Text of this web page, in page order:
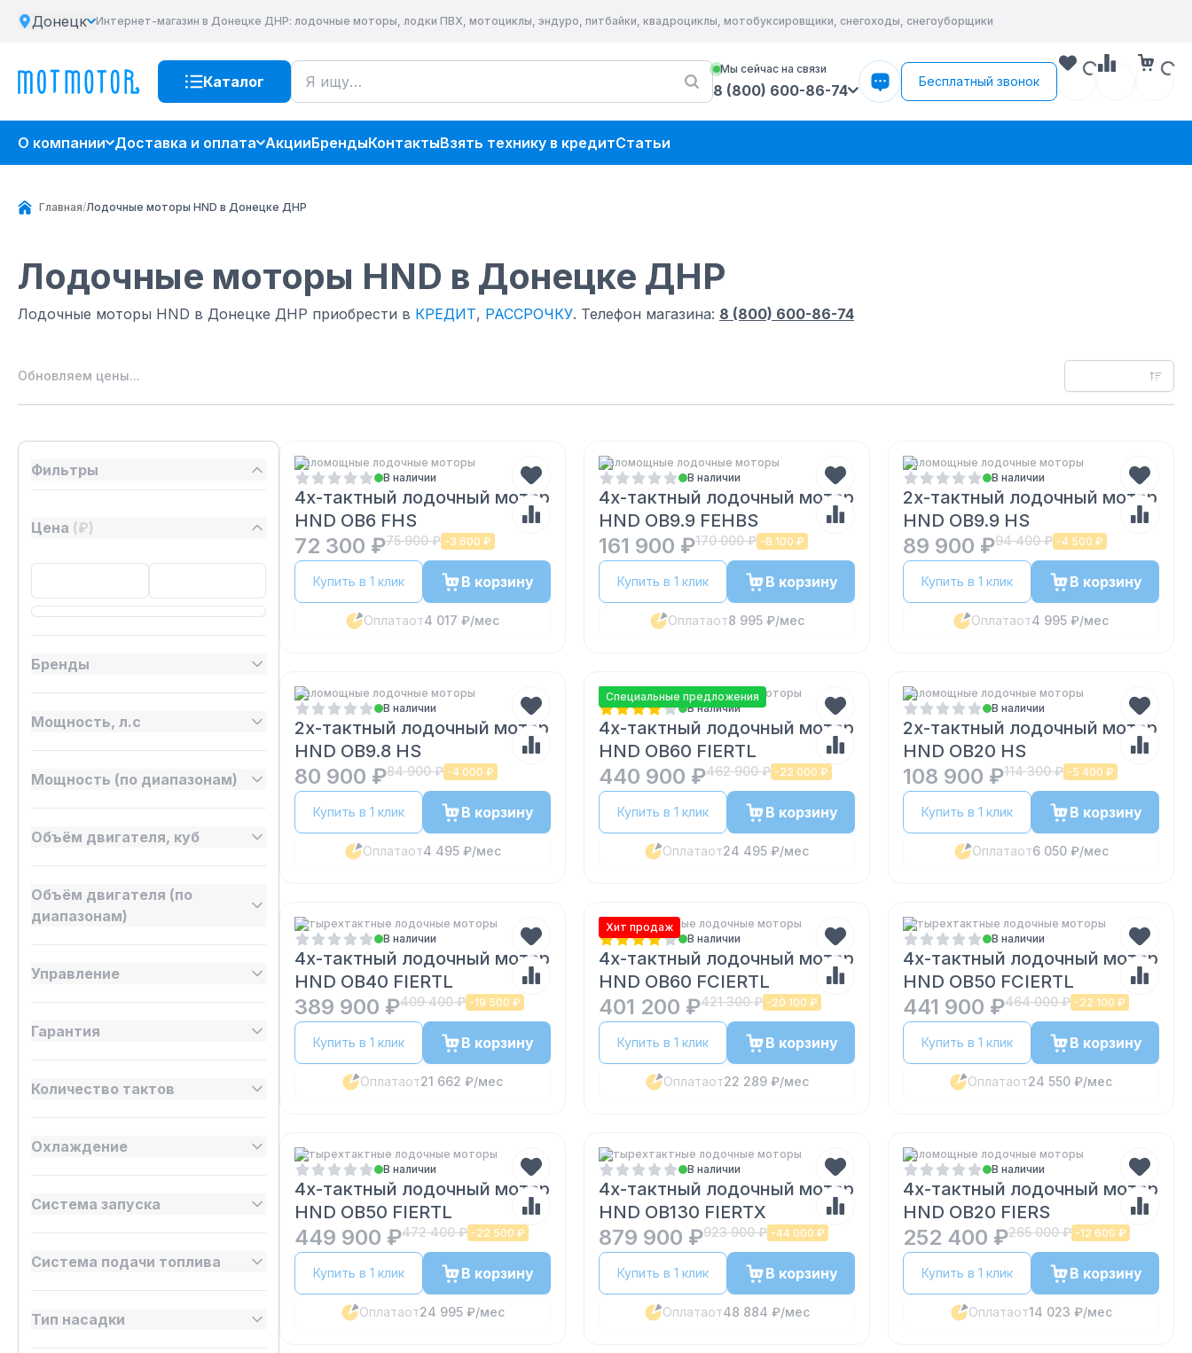
Донецк Интернет-магазин в Донецке ДНР: лодочные моторы, лодки ПВХ, мотоциклы, эндуро, питбайки, квадроциклы, мотобуксировщики, снегоходы, снегоуборщики
Каталог
Мы сейчас на связи
8 (800) 600-86-74
Бесплатный звонок
О компании Доставка и оплата АкцииБрендыКонтактыВзять технику в кредитСтатьи
Главная/Лодочные моторы HND в Донецке ДНР
Лодочные моторы HND в Донецке ДНР
Лодочные моторы HND в Донецке ДНР приобрести в КРЕДИТ, РАССРОЧКУ. Телефон магазина: 8 (800) 600-86-74
Обновляем цены...
Фильтры
Цена (₽)
Бренды
Мощность, л.с
Мощность (по диапазонам)
Объём двигателя, куб
Объём двигателя (по
диапазонам)
Управление
Гарантия
Количество тактов
Охлаждение
Система запуска
Система подачи топлива
Тип насадки
Маломощные лодочные моторы
В наличии
4х-тактный лодочный мотор
HND OB6 FHS
72 300 ₽75 900 ₽ -3 600 ₽
Купить в 1 клик В корзину
Оплатаот4 017 ₽/мес
Маломощные лодочные моторы
В наличии
4х-тактный лодочный мотор
HND OB9.9 FEHBS
161 900 ₽170 000 ₽ -8 100 ₽
Купить в 1 клик В корзину
Оплатаот8 995 ₽/мес
Маломощные лодочные моторы
В наличии
2х-тактный лодочный мотор
HND OB9.9 HS
89 900 ₽94 400 ₽ -4 500 ₽
Купить в 1 клик В корзину
Оплатаот4 995 ₽/мес
Маломощные лодочные моторы
В наличии
2х-тактный лодочный мотор
HND OB9.8 HS
80 900 ₽84 900 ₽ -4 000 ₽
Купить в 1 клик В корзину
Оплатаот4 495 ₽/мес
Специальные предложения
Четырехтактные лодочные моторы
В наличии
4х-тактный лодочный мотор
HND OB60 FIERTL
440 900 ₽462 900 ₽ -22 000 ₽
Купить в 1 клик В корзину
Оплатаот24 495 ₽/мес
Маломощные лодочные моторы
В наличии
2х-тактный лодочный мотор
HND OB20 HS
108 900 ₽114 300 ₽ -5 400 ₽
Купить в 1 клик В корзину
Оплатаот6 050 ₽/мес
Четырехтактные лодочные моторы
В наличии
4х-тактный лодочный мотор
HND OB40 FIERTL
389 900 ₽409 400 ₽ -19 500 ₽
Купить в 1 клик В корзину
Оплатаот21 662 ₽/мес
Хит продаж
Четырехтактные лодочные моторы
В наличии
4х-тактный лодочный мотор
HND OB60 FCIERTL
401 200 ₽421 300 ₽ -20 100 ₽
Купить в 1 клик В корзину
Оплатаот22 289 ₽/мес
Четырехтактные лодочные моторы
В наличии
4х-тактный лодочный мотор
HND OB50 FCIERTL
441 900 ₽464 000 ₽ -22 100 ₽
Купить в 1 клик В корзину
Оплатаот24 550 ₽/мес
Четырехтактные лодочные моторы
В наличии
4х-тактный лодочный мотор
HND OB50 FIERTL
449 900 ₽472 400 ₽ -22 500 ₽
Купить в 1 клик В корзину
Оплатаот24 995 ₽/мес
Четырехтактные лодочные моторы
В наличии
4х-тактный лодочный мотор
HND OB130 FIERTX
879 900 ₽923 900 ₽ -44 000 ₽
Купить в 1 клик В корзину
Оплатаот48 884 ₽/мес
Маломощные лодочные моторы
В наличии
4х-тактный лодочный мотор
HND OB20 FIERS
252 400 ₽265 000 ₽ -12 600 ₽
Купить в 1 клик В корзину
Оплатаот14 023 ₽/мес